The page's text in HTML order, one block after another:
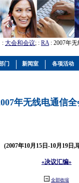
: 大会和会议; : RA: 2007年
年无线电通信
(2007年10月15日-10月19日,
«决议汇编»
全部收缩
门 新闻室 各项活动